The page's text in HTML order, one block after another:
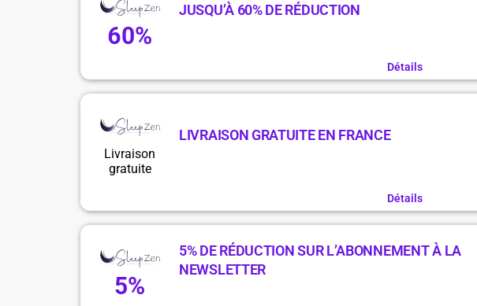
60%
JUSQU’À 60% DE RÉDUCTION
Détails
Livraison
gratuite
LIVRAISON GRATUITE EN FRANCE
Détails
5%
5% DE RÉDUCTION SUR L’ABONNEMENT À LA
NEWSLETTER